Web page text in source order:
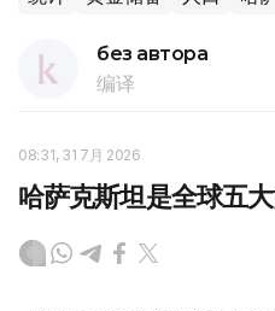
без автора
编译
08:31, 31 7月 2026
哈萨克斯坦是全球五